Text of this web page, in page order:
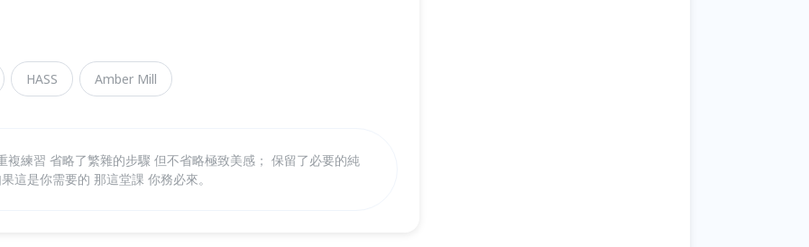
HASS Amber Mill
複練習 省略了繁雜的步驟 但不省略極致美感； 保留了必要的純
這是你需要的 那這堂課 你務必來。